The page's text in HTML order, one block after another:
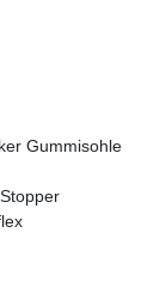
Gummisohle